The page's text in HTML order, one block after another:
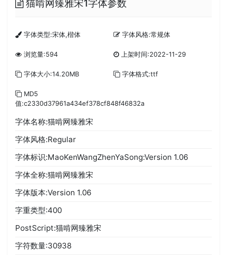
猫啃网臻雅宋1字体参数
字体类型:宋体,楷体 字体风格:常规体
浏览量:594 上架时间:2022-11-29
字体大小:14.20MB 字体格式:ttf
MD5
值:c2330d37961a434ef378cf848f46832a
字体名称:猫啃网臻雅宋
字体风格:Regular
字体标识:MaoKenWangZhenYaSong:Version 1.06
字体全称:猫啃网臻雅宋
字体版本:Version 1.06
字重类型:400
PostScript:猫啃网臻雅宋
字符数量:30938